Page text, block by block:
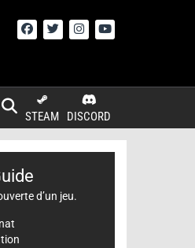
DISCORD
STEAM
d’un jeu.